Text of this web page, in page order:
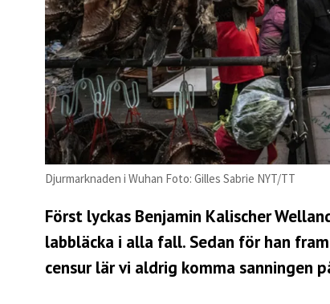
Djurmarknaden i Wuhan Foto: Gilles Sabrie NYT/TT
Först lyckas Benjamin Kalischer
labbläcka i alla fall. Sedan för han
censur lär vi aldrig komma sanningen